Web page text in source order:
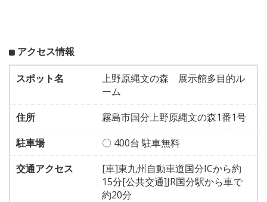
アクセス情報
スポット名
上野原縄文の森 展示館多目的ル
ーム
住所
霧島市国分上野原縄文の森1番1号
駐車場
〇 400台 駐車無料
交通アクセス
[車]東九州自動車道国分ICから約
15分[公共交通]JR国分駅から車で
約20分